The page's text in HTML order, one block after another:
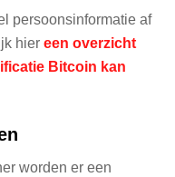
persoonsinformatie af
hiereen overzicht
Bitcoin kan
worden er een